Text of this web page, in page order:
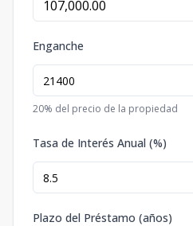
Enganche
20% del precio de la propiedad
Tasa de Interés Anual (%)
Plazo del Préstamo (años)